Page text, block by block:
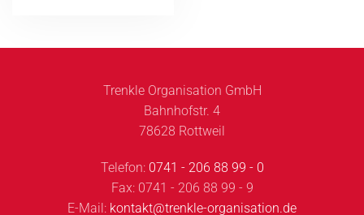
Trenkle Organisation GmbH
Bahnhofstr. 4
78628 Rottweil
Telefon: 0741 - 206 88 99 - 0
Fax: 0741 - 206 88 99 - 9
E-Mail: kontakt@trenkle-organisation.de